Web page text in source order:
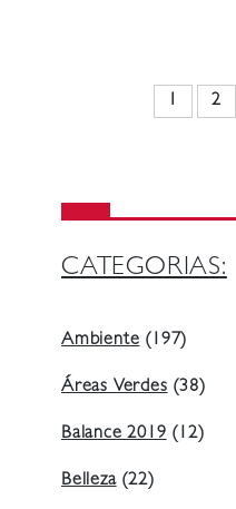
1
2
CATEGORIAS:
Ambiente(197)
Áreas Verdes(38)
Balance 2019(12)
Belleza(22)